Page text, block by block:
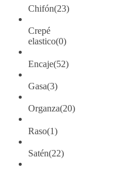
Chifón(23)
Crepé
elastico(0)
Encaje(52)
Gasa(3)
Organza(20)
Raso(1)
Satén(22)